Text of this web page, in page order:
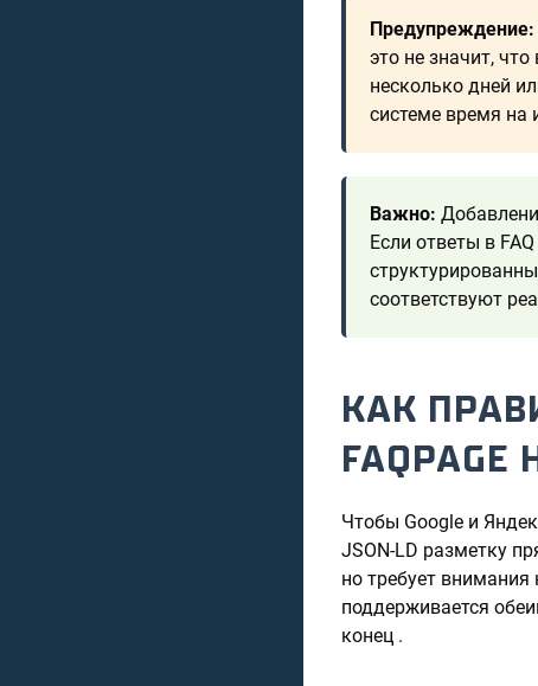
Предупреждение:
это не значит,
несколько дней
системе время на
Важно:
Если ответы в
соответствуют
КАК
Чтобы Google и
JSON-LD разметку
но требует
поддерживается
конец .